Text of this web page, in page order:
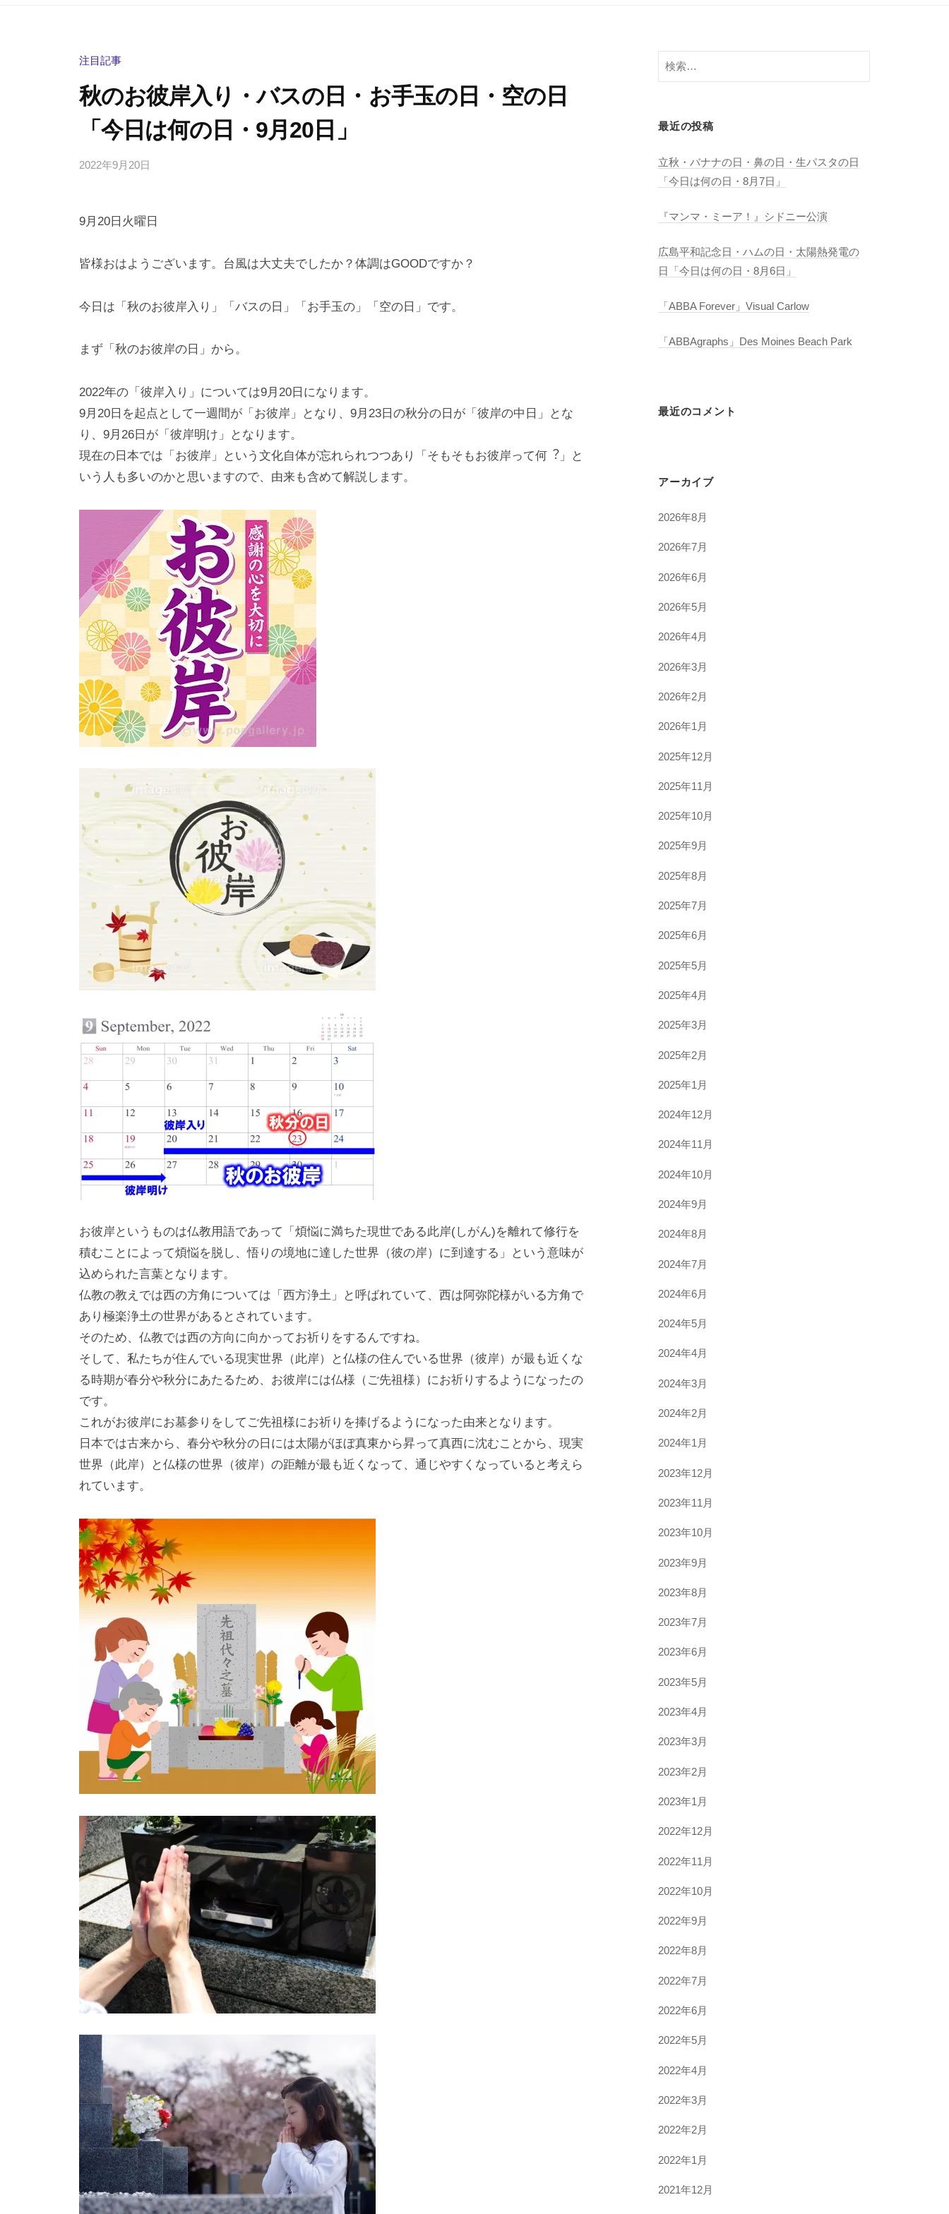
注目記事
秋のお彼岸入り・バスの日・お手玉の日・空の日
「今日は何の日・9月20日」
2022年9月20日
i
a
a
a
の
メ
9月20日火曜日
皆様おはようございます。台風は大丈夫でしたか？体調はGOODですか？
今日は「秋のお彼岸入り」「バスの日」「お手玉の」「空の日」です。
まず「秋のお彼岸の日」から。
2022年の「彼岸⼊り」については9⽉20⽇になります。
9⽉20⽇を起点として⼀週間が「お彼岸」となり、9⽉23⽇の秋分の⽇が「彼岸の中⽇」とな
り、9⽉26⽇が「彼岸明け」となります。
現在の⽇本では「お彼岸」という⽂化⾃体が忘れられつつあり「そもそもお彼岸って何︖」と
いう⼈も多いのかと思いますので、由来も含めて解説します。
お彼岸というものは仏教⽤語であって「煩悩に満ちた現世である此岸(しがん)を離れて修⾏を
積むことによって煩悩を脱し、悟りの境地に達した世界（彼の岸）に到達する」という意味が
込められた⾔葉となります。
仏教の教えでは⻄の⽅⾓については「⻄⽅浄⼟」と呼ばれていて、⻄は阿弥陀様がいる⽅⾓で
あり極楽浄⼟の世界があるとされています。
そのため、仏教では⻄の⽅向に向かってお祈りをするんですね。
そして、私たちが住んでいる現実世界（此岸）と仏様の住んでいる世界（彼岸）が最も近くな
る時期が春分や秋分にあたるため、お彼岸には仏様（ご先祖様）にお祈りするようになったの
です。
これがお彼岸にお墓参りをしてご先祖様にお祈りを捧げるようになった由来となります。
⽇本では古来から、春分や秋分の⽇には太陽がほぼ真東から昇って真⻄に沈むことから、現実
世界（此岸）と仏様の世界（彼岸）の距離が最も近くなって、通じやすくなっていると考えら
れています。
検
索:
最近の投稿
立秋・バナナの日・鼻の日・生パスタの日
「今日は何の日・8月7日」
『マンマ・ミーア！』シドニー公演
広島平和記念日・ハムの日・太陽熱発電の
日「今日は何の日・8月6日」
「ABBA Forever」Visual Carlow
「ABBAgraphs」Des Moines Beach Park
最近のコメント
アーカイブ
2026年8月
2026年7月
2026年6月
2026年5月
2026年4月
2026年3月
2026年2月
2026年1月
2025年12月
2025年11月
2025年10月
2025年9月
2025年8月
2025年7月
2025年6月
2025年5月
2025年4月
2025年3月
2025年2月
2025年1月
2024年12月
2024年11月
2024年10月
2024年9月
2024年8月
2024年7月
2024年6月
2024年5月
2024年4月
2024年3月
2024年2月
2024年1月
2023年12月
2023年11月
2023年10月
2023年9月
2023年8月
2023年7月
2023年6月
2023年5月
2023年4月
2023年3月
2023年2月
2023年1月
2022年12月
2022年11月
2022年10月
2022年9月
2022年8月
2022年7月
2022年6月
2022年5月
2022年4月
2022年3月
2022年2月
2022年1月
2021年12月